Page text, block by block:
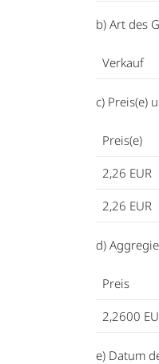
b) Art des
Verkauf
c) Preis(e)
Preis(e)
2,26 EUR
2,26 EUR
d)
Preis
2,2600
e) Datum